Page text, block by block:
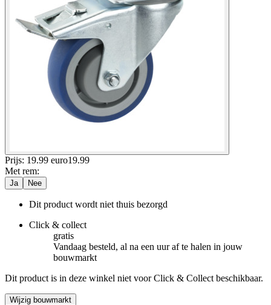
Prijs: 19.99 euro19.99
Met rem:
Ja Nee
Dit product wordt niet thuis bezorgd
Click & collect
gratis
Vandaag besteld, al na een uur af te halen in jouw
bouwmarkt
Dit product is in deze winkel niet voor Click & Collect beschikbaar.
Wijzig bouwmarkt